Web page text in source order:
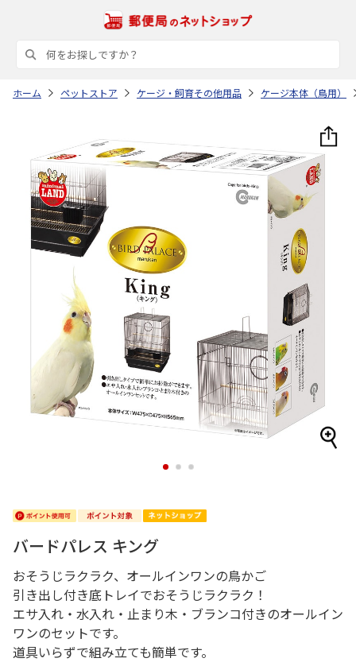
ホーム ペットストア ケージ・飼育その他用品 ケージ本体（鳥用）
1 2 3
バードパレス キング
おそうじラクラク、オールインワンの鳥かご
引き出し付き底トレイでおそうじラクラク！
エサ入れ・水入れ・止まり木・ブランコ付きのオールイン
ワンのセットです。
道具いらずで組み立ても簡単です。